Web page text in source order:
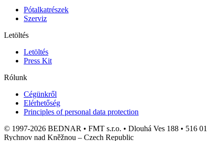
Pótalkatrészek
Szerviz
Letöltés
Letöltés
Press Kit
Rólunk
Cégünkről
Elérhetőség
Principles of personal data protection
© 1997-2026 BEDNAR • FMT s.r.o. • Dlouhá Ves 188 • 516 01
Rychnov nad Kněžnou – Czech Republic